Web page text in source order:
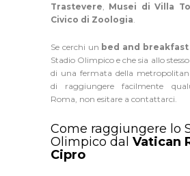
Trastevere, Musei di Villa
Civico di Zoologia.
Se cerchi un bed and breakfast
Stadio Olimpico e che sia allo
di una fermata della
di raggiungere facilmente
Roma, non esitare a contattarci.
Come raggiungere lo
Olimpico dal Vatican
Cipro